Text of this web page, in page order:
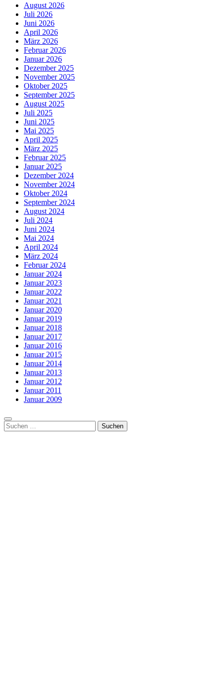
August 2026
Juli 2026
Juni 2026
April 2026
März 2026
Februar 2026
Januar 2026
Dezember 2025
November 2025
Oktober 2025
September 2025
August 2025
Juli 2025
Juni 2025
Mai 2025
April 2025
März 2025
Februar 2025
Januar 2025
Dezember 2024
November 2024
Oktober 2024
September 2024
August 2024
Juli 2024
Juni 2024
Mai 2024
April 2024
März 2024
Februar 2024
Januar 2024
Januar 2023
Januar 2022
Januar 2021
Januar 2020
Januar 2019
Januar 2018
Januar 2017
Januar 2016
Januar 2015
Januar 2014
Januar 2013
Januar 2012
Januar 2011
Januar 2009
Suchen
nach: